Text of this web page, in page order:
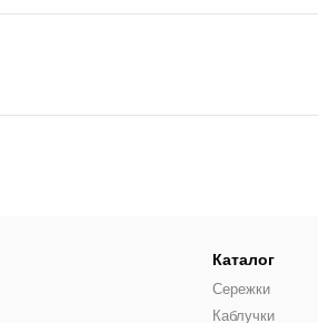
Каталог
Сережки
Каблучки